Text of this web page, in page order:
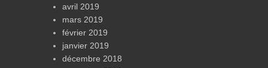
avril 2019
mars 2019
février 2019
janvier 2019
décembre 2018